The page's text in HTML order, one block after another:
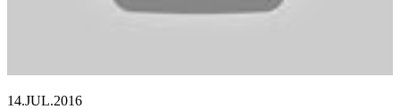
14.JUL.2016